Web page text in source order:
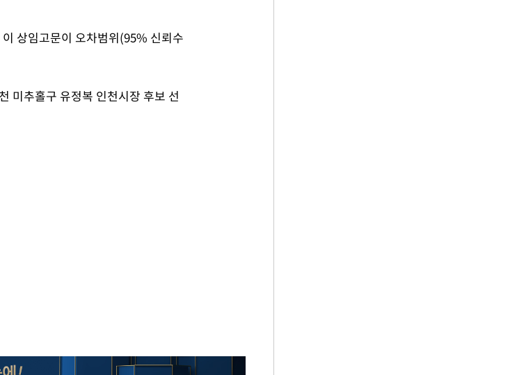
상임고문이 오차범위(95% 신뢰수
미추홀구 유정복 인천시장 후보 선